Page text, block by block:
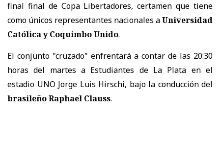
final final de Copa Libertadores, certamen que tiene
como únicos representantes nacionales aUniversidad
Católica y Coquimbo Unido.
El conjunto "cruzado" enfrentará a contar de las 20:30
horas del martes a Estudiantes de La Plata en el
estadio UNO Jorge Luis Hirschi, bajo la conducción del
brasileño Raphael Clauss.